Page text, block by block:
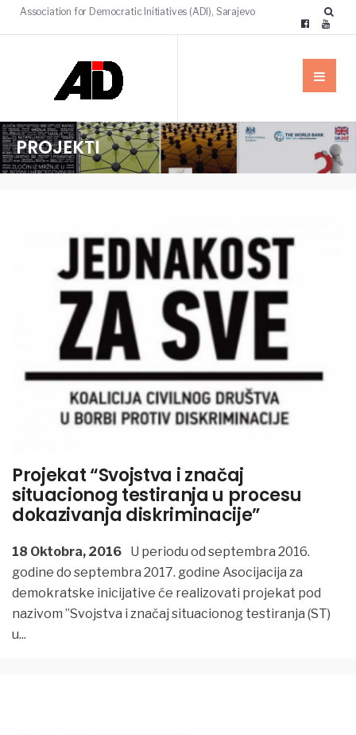
Association for Democratic Initiatives (ADI), Sarajevo
PROJEKTI
Projekat “Svojstva i značaj
situacionog testiranja u procesu
dokazivanja diskriminacije”
18 Oktobra, 2016
U periodu od septembra 2016.
godine do septembra 2017. godine Asocijacija za
demokratske inicijative će realizovati projekat pod
nazivom ”Svojstva i značaj situacionog testiranja (ST)
u...